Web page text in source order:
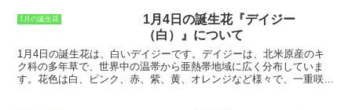
でいます。花は白色で、直径は約2cmほ
ど。初夏から秋にかけて長期間咲き続け
るのが特徴です。ノースポールは、耐寒
性と耐暑性が強く、育てやすい花です。
日当たりのよい場所を好みますが、半日
陰でも育ちます。水やりは、土の表面が
1月の誕生花
1月4日の誕生花『デイジー
（白）』について
1月4日の誕生花は、 白いデイジーです。デイジーは、北米原産のキ
ク科の多年草で、世界中の温帯から亜熱帯地域に広く分布していま
す。花色は白、ピンク、赤、紫、黄、オレンジなど様々で、一重咲